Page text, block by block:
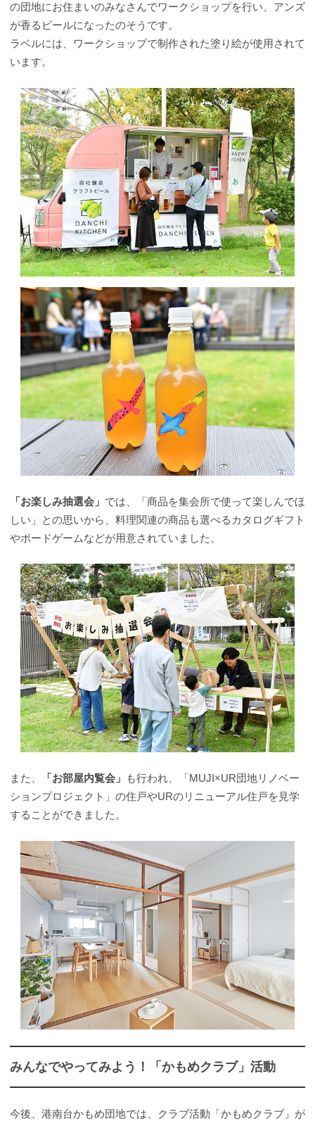
の団地にお住まいのみなさんでワークショップを行い、アンズ
が香るビールになったのそうです。
ラベルには、ワークショップで制作された塗り絵が使用されて
います。
「お楽しみ抽選会」 では、「商品を集会所で使って楽しんでほ
しい」との思いから、料理関連の商品も選べるカタログギフト
やボードゲームなどが用意されていました。
また、 「お部屋内覧会」
も行われ、「MUJI×UR団地リノベー
ションプロジェクト」の住戸やURのリニューアル住戸を見学
することができました。
みんなでやってみよう！「かもめクラブ」活動
今後、港南台かもめ団地では、クラブ活動「かもめクラブ」が